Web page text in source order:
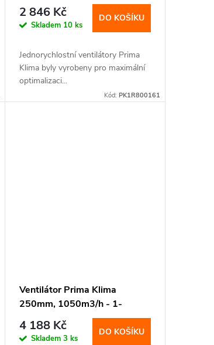
2 846 Kč
Skladem 10 ks
DO KOŠÍKU
Jednorychlostní ventilátory Prima
Klima byly vyrobeny pro maximální
optimalizaci...
Kód: PK1R800161
Ventilátor Prima Klima
250mm, 1050m3/h - 1-
rychlostní
4 188 Kč
Skladem 3 ks
DO KOŠÍKU